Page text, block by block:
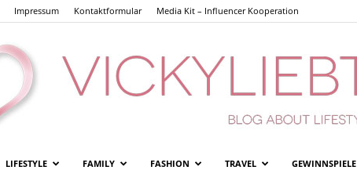
Impressum Kontaktformular Media Kit – Influencer Kooperation
LIFESTYLE FAMILY FASHION TRAVEL GEWINNSPIELE